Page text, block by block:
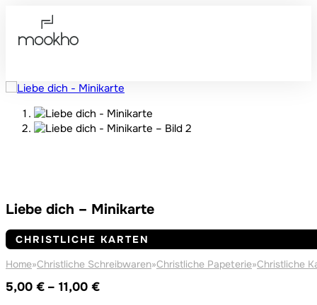
Liebe dich – Minikarte
CHRISTLICHE KARTEN
Home»Christliche Schreibwaren»Christliche Papeterie»Christliche
5,00 € – 11,00 €Preisspanne: